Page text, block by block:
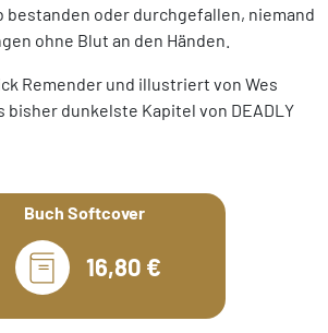
bestanden oder durchgefallen, niemand
ohne Blut an den Händen.
Remender und illustriert von Wes
bisher dunkelste Kapitel von DEADLY
Buch Softcover
16,80 €